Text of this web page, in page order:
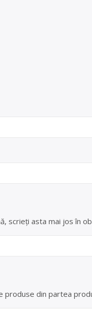
scrieți asta mai jos în
produse din partea